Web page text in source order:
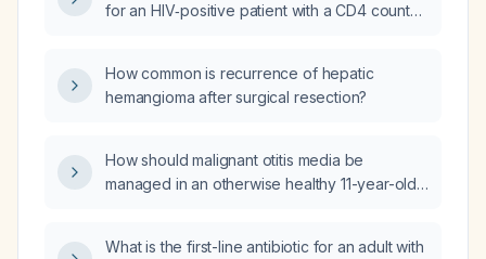
for an HIV‑positive patient with a CD4 count
How common is recurrence of hepatic
hemangioma after surgical resection?
How should malignant otitis media be
managed in an otherwise healthy 11-year-old
What is the first-line antibiotic for an adult with